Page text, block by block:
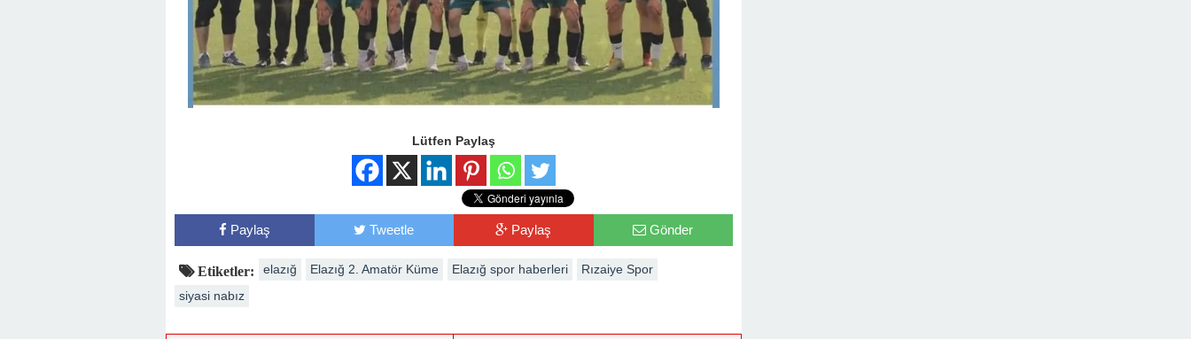
Lütfen Paylaş
Paylaş Tweetle Paylaş Gönder
Etiketler: elazığ Elazığ 2. Amatör Küme Elazığ spor haberleri
Rızaiye Spor
siyasi nabız